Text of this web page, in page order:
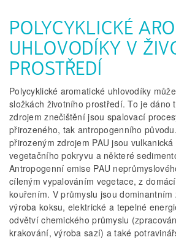
POLYCYKLICKÉ
UHLOVODÍKY V
PROSTŘEDÍ
Polycyklické aromatické uhlovodíky
složkách životního prostředí. To je dáno
zdrojem znečištění jsou spalovací
přirozeného, tak antropogenního
přirozeným zdrojem PAU jsou
vegetačního pokryvu a některé
Antropogenní emise PAU
cíleným vypalováním vegetace, z
kouřením. V průmyslu jsou
výroba koksu, elektrické a tepelné
odvětví chemického průmyslu
krakování, výroba sazí) a také